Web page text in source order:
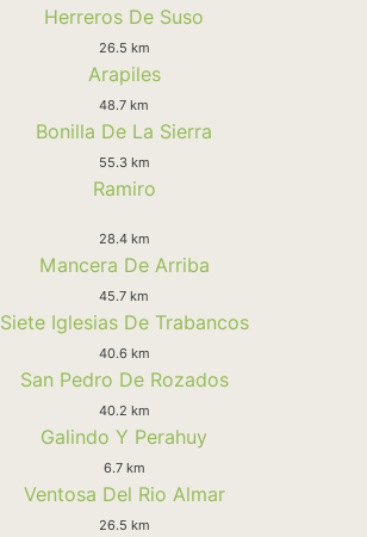
Herreros De Suso
26.5 km
Arapiles
48.7 km
Bonilla De La Sierra
55.3 km
Ramiro
28.4 km
Mancera De Arriba
45.7 km
Siete Iglesias De Trabancos
40.6 km
San Pedro De Rozados
40.2 km
Galindo Y Perahuy
6.7 km
Ventosa Del Rio Almar
26.5 km